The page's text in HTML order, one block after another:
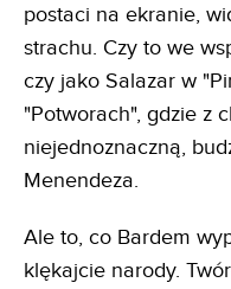
postaci na ekranie,
strachu. Czy to we
czy jako Salazar w
"Potworach", gdzie z
niejednoznaczną,
Menendeza.
Ale to, co Bardem
klękajcie narody.